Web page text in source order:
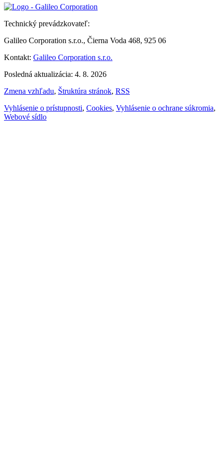
Technický prevádzkovateľ:
Galileo Corporation s.r.o., Čierna Voda 468, 925 06
Kontakt: Galileo Corporation s.r.o.
Posledná aktualizácia: 4. 8. 2026
Zmena vzhľadu, Štruktúra stránok, RSS
Vyhlásenie o prístupnosti, Cookies, Vyhlásenie o ochrane súkromia,
Webové sídlo